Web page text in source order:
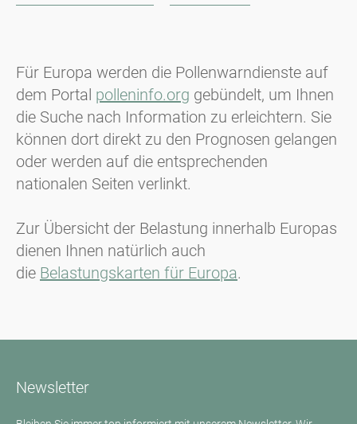
Für Europa werden die Pollenwarndienste auf
dem Portal polleninfo.org gebündelt, um Ihnen
die Suche nach Information zu erleichtern. Sie
können dort direkt zu den Prognosen gelangen
oder werden auf die entsprechenden
nationalen Seiten verlinkt.
Zur Übersicht der Belastung innerhalb Europas
dienen Ihnen natürlich auch
die Belastungskarten für Europa.
Newsletter